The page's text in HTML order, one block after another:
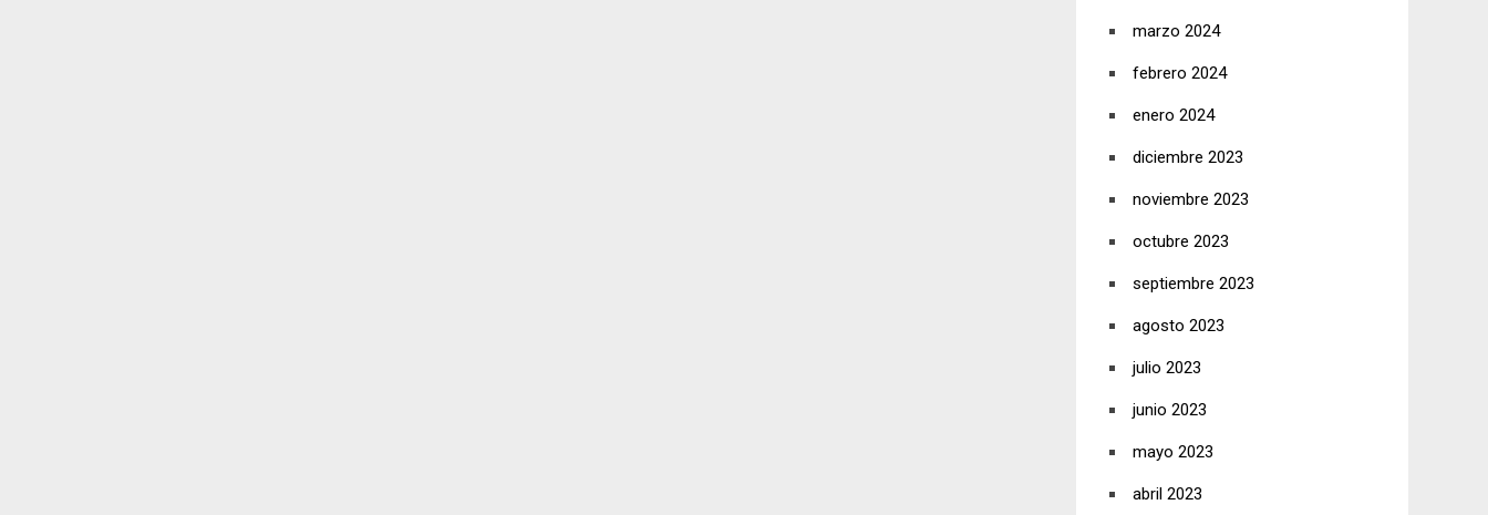
marzo 2024
febrero 2024
enero 2024
diciembre 2023
noviembre 2023
octubre 2023
septiembre 2023
agosto 2023
julio 2023
junio 2023
mayo 2023
abril 2023